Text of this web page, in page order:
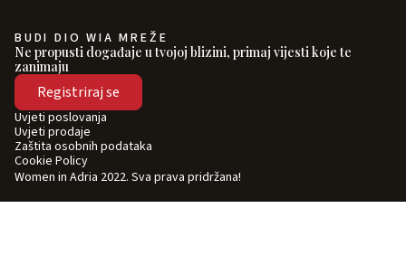
BUDI DIO WIA MREŽE
Ne propusti događaje u tvojoj blizini, primaj vijesti koje te
zanimaju
Registriraj se
Women in Adria 2022. Sva prava pridržana!
Uvjeti poslovanja
Uvjeti prodaje
Zaštita osobnih podataka
Cookie Policy